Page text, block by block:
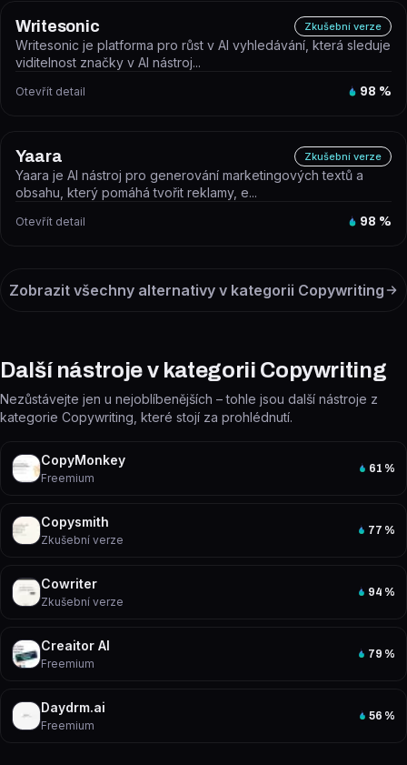
Writesonic Zkušební verze
Writesonic je platforma pro růst v AI vyhledávání, která sleduje
viditelnost značky v AI nástroj...
Otevřít detail 98 %
Yaara Zkušební verze
Yaara je AI nástroj pro generování marketingových textů a
obsahu, který pomáhá tvořit reklamy, e...
Otevřít detail 98 %
Zobrazit všechny alternativy v kategorii Copywriting
Další nástroje v kategorii Copywriting
Nezůstávejte jen u nejoblíbenějších – tohle jsou další nástroje z
kategorie Copywriting, které stojí za prohlédnutí.
CopyMonkey
Freemium
61 %
Copysmith
Zkušební verze
77 %
Cowriter
Zkušební verze
94 %
Creaitor AI
Freemium
79 %
Daydrm.ai
Freemium
56 %